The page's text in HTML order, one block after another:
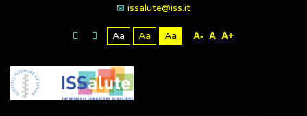
issalute@iss.it
Aa Aa Aa A- A A+